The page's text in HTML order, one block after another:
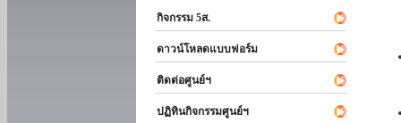
กิจกรรม 5ส.
ดาวน์โหลดแบบฟอร์ม
ติดต่อศูนย์ฯ
ปฏิทินกิจกรรมศูนย์ฯ